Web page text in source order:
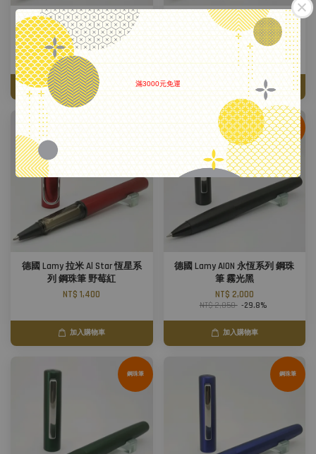
滿3000元免運
德國 Lamy 拉米 Studio 系列 寶
石藍鋼筆
NT$ 2,450
NT$ 3,500 -30%
加入購物車
德國 Lamy 拉米 Studio 系列 橄
欖綠鋼筆
NT$ 2,450
NT$ 3,500 -30%
加入購物車
鋼珠筆
德國 Lamy 拉米 Al Star 恆星系
列 鋼珠筆 野莓紅
NT$ 1,400
加入購物車
鋼珠筆
德國 Lamy AION 永恆系列 鋼珠
筆 霧光黑
NT$ 2,000
NT$ 2,850 -29.8%
加入購物車
鋼珠筆 鋼珠筆